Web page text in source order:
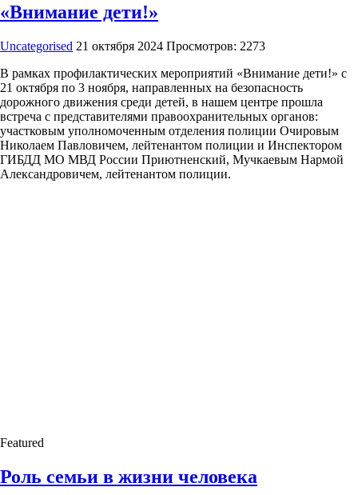
«Внимание дети!»
Uncategorised 21 октября 2024 Просмотров: 2273
В рамках профилактических мероприятий «Внимание дети!» с
21 октября по 3 ноября, направленных на безопасность
дорожного движения среди детей, в нашем центре прошла
встреча с представителями правоохранительных органов:
участковым уполномоченным отделения полиции Очировым
Николаем Павловичем, лейтенантом полиции и Инспектором
ГИБДД МО МВД России Приютненский, Мучкаевым Нармой
Александровичем, лейтенантом полиции.
Featured
Роль семьи в жизни человека